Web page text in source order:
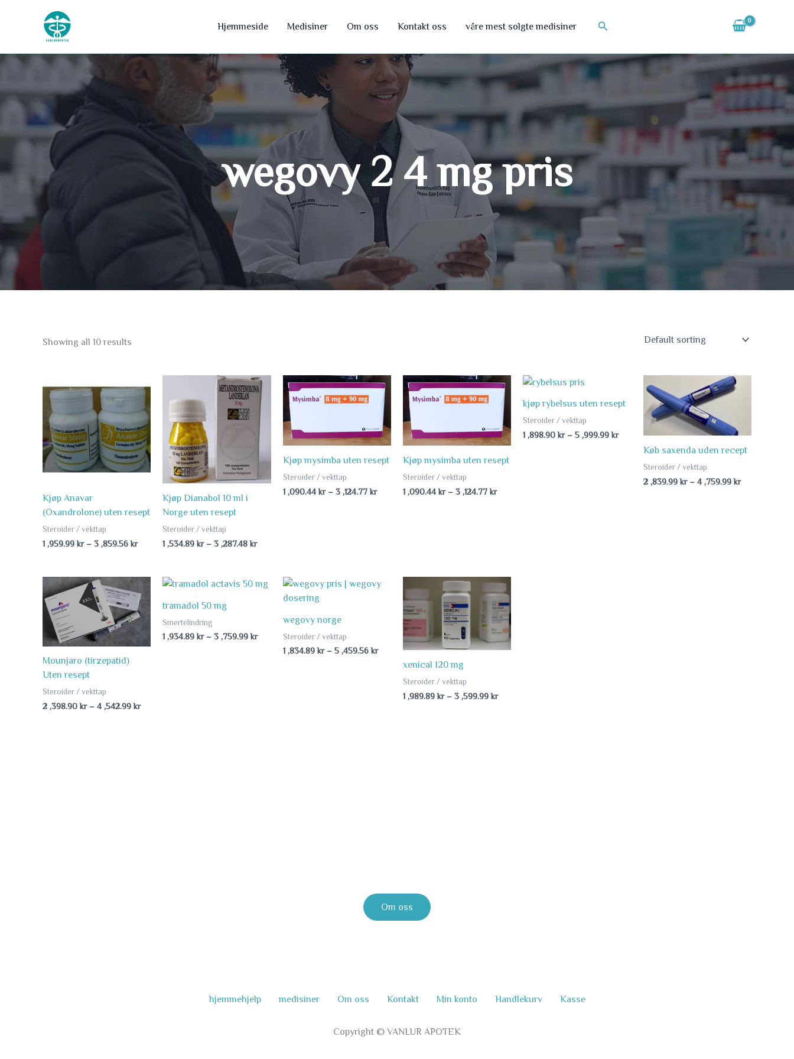
Hjemmeside Medisiner Om oss Kontakt oss våre mest solgte medisiner Søk
wegovy 2 4 mg pris
Showing all 10 results
Kjøp Anavar
(Oxandrolone) uten resept
Steroider / vekttap
1 ,959.99kr – 3 ,859.56kr
range:
,959.99 kr
through
3
,859.56 kr
Kjøp Dianabol 10 ml i
Norge uten resept
Steroider / vekttap
1 ,534.89kr – 3 ,287.48kr
Price
range:
,534.89 kr
through
3
,287.48 kr
Kjøp mysimba uten resept
Steroider / vekttap
1 ,090.44kr – 3 ,124.77kr
range:
,090.44 kr
through
3
,124.77 kr
Kjøp mysimba uten resept
Steroider / vekttap
1 ,090.44kr – 3 ,124.77kr
range:
,090.44 kr
through
3
,124.77 kr
kjøp rybelsus uten resept
Steroider / vekttap
1 ,898.90kr – 5 ,999.99kr
1
,898.90 kr
5
Køb saxenda uden recept
Steroider / vekttap
2 ,839.99kr – 4 ,759.99kr
Mounjaro (tirzepatid)
Uten resept
Steroider / vekttap
2 ,398.90kr – 4 ,542.99kr
range:
2
,398.90 kr
through
,542.99 kr
tramadol 50 mg
Smertelindring
1 ,934.89kr – 3 ,759.99kr
Price
through
3
,759.99 kr
wegovy norge
Steroider / vekttap
1 ,834.89kr – 5 ,459.56kr
Price
,834.89 kr
through
,459.56 kr
xenical 120 mg
Steroider / vekttap
1 ,989.89kr – 3 ,599.99kr
Price
range:
1
,989.89 kr
through
3
,599.99 kr
Om oss
hjemmehjelp medisiner Om oss Kontakt Min konto Handlekurv Kasse
Copyright © VANLUR APOTEK